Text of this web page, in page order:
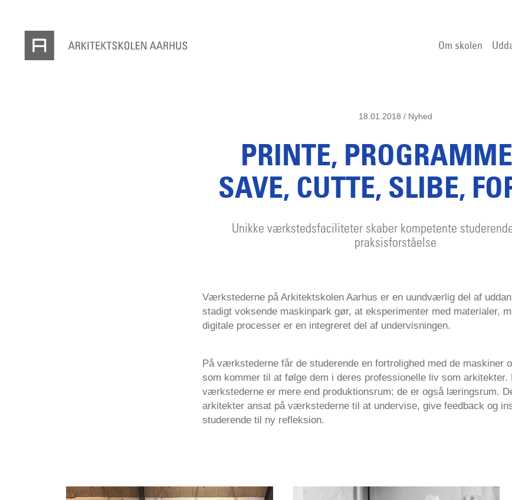
Om skolen
18.01.2018 / Nyhed
PRINTE,
SAVE, CUTTE, SLIBE,
Unikke værkstedsfaciliteter skaber kompetente
praksisforståelse
Værkstederne på Arkitektskolen Aarhus er en uundværlig del af
stadigt voksende maskinpark gør, at eksperimenter med materialer,
digitale processer er en integreret del af undervisningen.
På værkstederne får de studerende en fortrolighed med de maskiner
som kommer til at følge dem i deres professionelle liv som arkitekter.
værkstederne er mere end produktionsrum; de er også læringsrum.
arkitekter ansat på værkstederne til at undervise, give feedback og
studerende til ny refleksion.